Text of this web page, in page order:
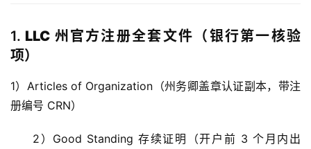
1. LLC 州官方注册全套文件（银行第一核验
项）
1）Articles of Organization（州务卿盖章认证副本，带注
册编号 CRN）
2）Good Standing 存续证明（开户前 3 个月内出